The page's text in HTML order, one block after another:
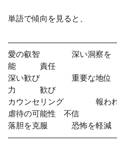
単語で傾向を見ると、
愛の叡智 深い洞察を
能 責任
深い歓び 重要な地位
力 歓び
カウンセリング 報
虐待の可能性 不信
落胆を克服 恐怖を軽減